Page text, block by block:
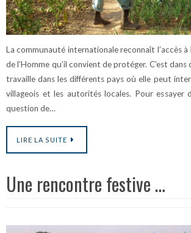
La communauté internationale reconnaît l’accès à
de l’Homme qu’il convient de protéger. C’est
travaille dans les différents pays où elle peut
villageois et les autorités locales. Pour essayer
question de…
LIRE LA SUITE
Une rencontre festive …